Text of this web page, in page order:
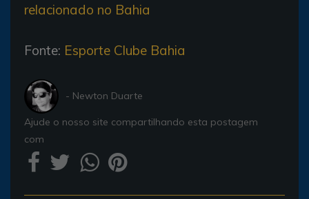
relacionado no Bahia
Fonte: Esporte Clube Bahia
- Newton Duarte
Ajude o nosso site compartilhando esta postagem
com